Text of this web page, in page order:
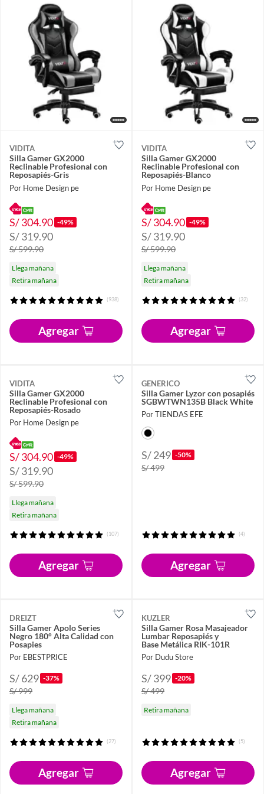
VIDITA
Silla Gamer GX2000
Reclinable Profesional con
Reposapiés-Gris
Por Home Design pe
S/ 304.90 -49%
S/ 319.90
S/ 599.90
Llega mañana
Retira mañana
(938)
Agregar
VIDITA
Silla Gamer GX2000
Reclinable Profesional con
Reposapiés-Blanco
Por Home Design pe
S/ 304.90 -49%
S/ 319.90
S/ 599.90
Llega mañana
Retira mañana
(32)
Agregar
VIDITA
Silla Gamer GX2000
Reclinable Profesional con
Reposapiés-Rosado
Por Home Design pe
S/ 304.90 -49%
S/ 319.90
S/ 599.90
Llega mañana
Retira mañana
(107)
Agregar
GENERICO
Silla Gamer Lyzor con posapiés
SGBWTWN135B Black White
Por TIENDAS EFE
S/ 249 -50%
S/ 499
(4)
Agregar
DREIZT
Silla Gamer Apolo Series
Negro 180° Alta Calidad con
Posapies
Por EBESTPRICE
S/ 629 -37%
S/ 999
Llega mañana
Retira mañana
(27)
Agregar
KUZLER
Silla Gamer Rosa Masajeador
Lumbar Reposapiés y
Base Metálica RIK-101R
Por Dudu Store
S/ 399 -20%
S/ 499
Retira mañana
(5)
Agregar